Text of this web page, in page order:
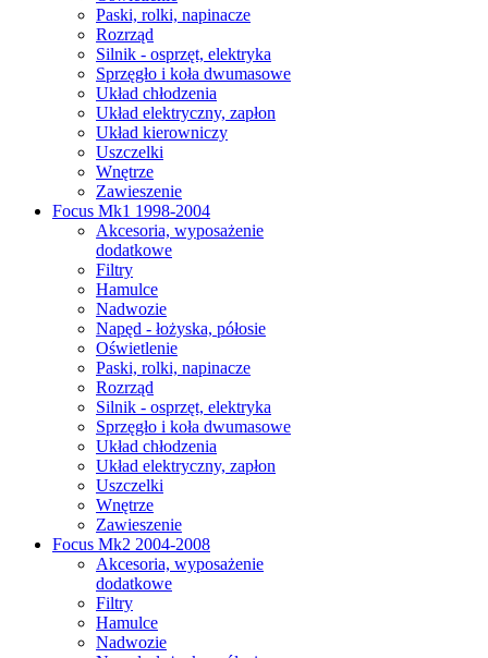
Paski, rolki, napinacze
Rozrząd
Silnik - osprzęt, elektryka
Sprzęgło i koła dwumasowe
Układ chłodzenia
Układ elektryczny, zapłon
Układ kierowniczy
Uszczelki
Wnętrze
Zawieszenie
Focus Mk1 1998-2004
Akcesoria, wyposażenie
dodatkowe
Filtry
Hamulce
Nadwozie
Napęd - łożyska, półosie
Oświetlenie
Paski, rolki, napinacze
Rozrząd
Silnik - osprzęt, elektryka
Sprzęgło i koła dwumasowe
Układ chłodzenia
Układ elektryczny, zapłon
Uszczelki
Wnętrze
Zawieszenie
Focus Mk2 2004-2008
Akcesoria, wyposażenie
dodatkowe
Filtry
Hamulce
Nadwozie